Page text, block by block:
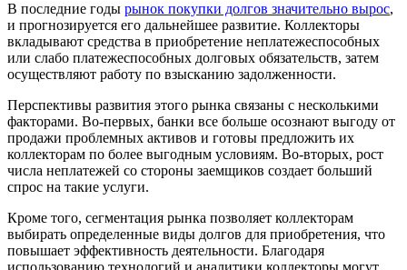
В последние годы рынок покупки долгов значительно вырос,
и прогнозируется его дальнейшее развитие. Коллекторы
вкладывают средства в приобретение неплатежеспособных
или слабо платежеспособных долговых обязательств, затем
осуществляют работу по взысканию задолженности.
Перспективы развития этого рынка связаны с несколькими
факторами. Во-первых, банки все больше осознают выгоду от
продажи проблемных активов и готовы предложить их
коллекторам по более выгодным условиям. Во-вторых, рост
числа неплатежей со стороны заемщиков создает больший
спрос на такие услуги.
Кроме того, сегментация рынка позволяет коллекторам
выбирать определенные виды долгов для приобретения, что
повышает эффективность деятельности. Благодаря